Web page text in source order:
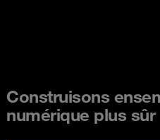
Construisons
numérique plus sûr